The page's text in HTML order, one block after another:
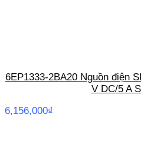
6EP1333-2BA20 Nguồn điện
V DC/5 A
6,156,000₫